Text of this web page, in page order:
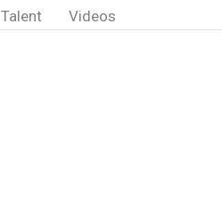
Talent Videos